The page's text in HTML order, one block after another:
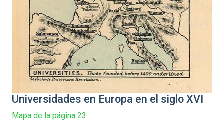
Universidades en Europa en el siglo XVI
Mapa de la página 23